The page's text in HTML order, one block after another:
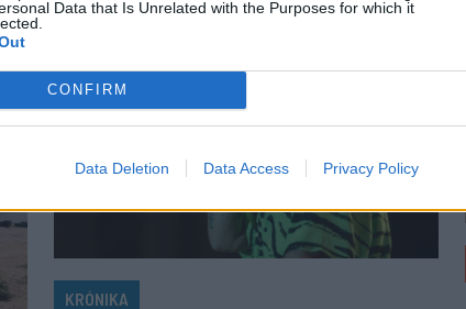
Data that Is Unrelated with the Purposes for which it
CONFIRM
Data Deletion Data Access Privacy Policy
KRÓNIKA